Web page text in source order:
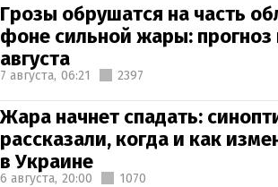
Грозы обрушатся на часть
фоне сильной жары: прогноз
августа
7 августа, 06:21 2397
Жара начнет спадать:
рассказали, когда и как
в Украине
6 августа, 20:00 1070